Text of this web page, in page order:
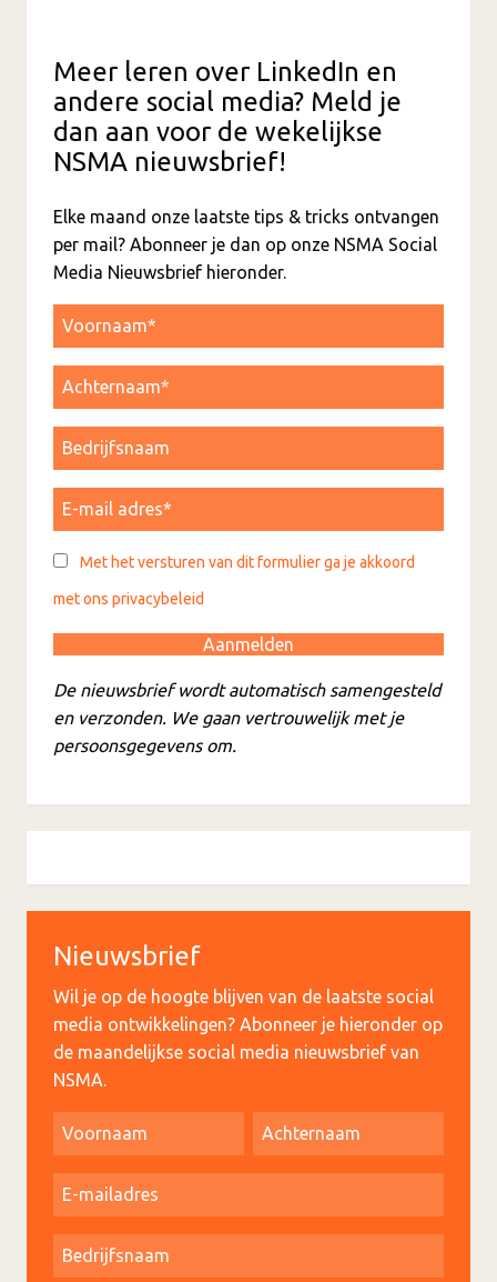
Meer leren over LinkedIn en
andere social media? Meld je
dan aan voor de wekelijkse
NSMA nieuwsbrief!
Elke maand onze laatste tips & tricks ontvangen
per mail? Abonneer je dan op onze NSMA Social
Media Nieuwsbrief hieronder.
Met het versturen van dit formulier ga je akkoord
met ons privacybeleid
De nieuwsbrief wordt automatisch samengesteld
en verzonden. We gaan vertrouwelijk met je
persoonsgegevens om.
Nieuwsbrief
Wil je op de hoogte blijven van de laatste social
media ontwikkelingen? Abonneer je hieronder op
de maandelijkse social media nieuwsbrief van
NSMA.